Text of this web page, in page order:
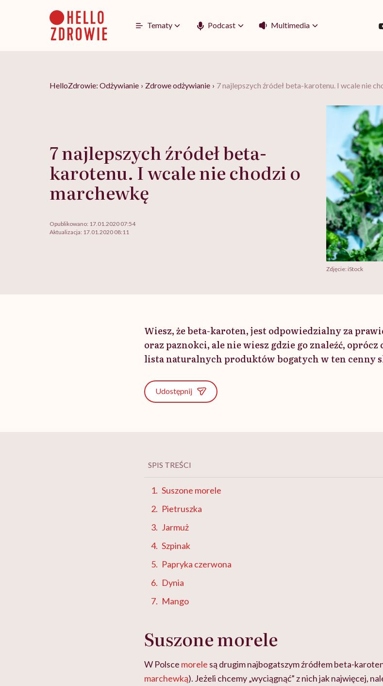
Tematy Podcast Multimedia
HelloZdrowie: Odżywianie › Zdrowe odżywianie › 7 najlepszych źródeł beta-karotenu. I wcale nie
7 najlepszych źródeł beta-
karotenu. I wcale nie chodzi o
marchewkę
Opublikowano: 17.01.2020 07:54
Aktualizacja: 17.01.2020 08:11
Zdjęcie: iStock
Wiesz, że beta-karoten, jest odpowiedzialny za
oraz paznokci, ale nie wiesz gdzie go znaleźć,
lista naturalnych produktów bogatych w ten cenny
Udostępnij
SPIS TREŚCI
Suszone morele
Pietruszka
Jarmuż
Szpinak
Papryka czerwona
Dynia
Mango
Suszone morele
W Polsce morele są drugim najbogatszym źródłem beta-
marchewką). Jeżeli chcemy „wyciągnąć” z nich jak najwięcej,